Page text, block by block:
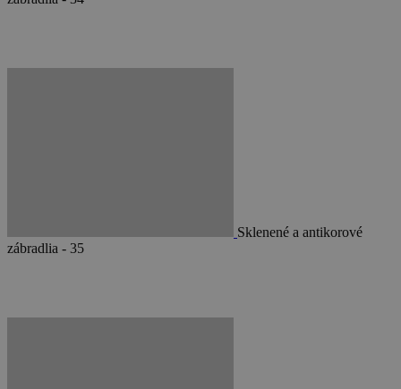
Sklenené a antikorové
zábradlia - 35